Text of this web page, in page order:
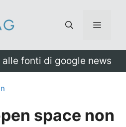
Menu
fonti di google news
space non